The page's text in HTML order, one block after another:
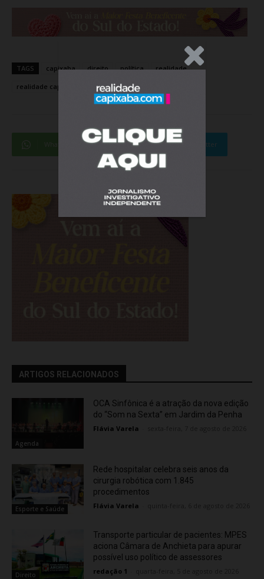
TAGS capixaba direito política realidade
realidade capixaba realidadecapixaba
Facebook Twitter
ARTIGOS RELACIONADOS
Agenda
OCA Sinfônica é a atração da nova edição
do “Som na Sexta” em Jardim da Penha
Flávia Varela
Esporte e Saúde
Rede hospitalar celebra seis anos da
cirurgia robótica com 1.845
procedimentos
Flávia Varela
Direito
Transporte particular de pacientes: MPES
aciona Câmara de Anchieta para apurar
possível uso político de assessores
redação 1